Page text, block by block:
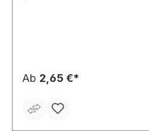
Ab 2,65 €*